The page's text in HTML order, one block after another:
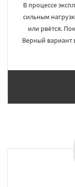
В процессе
сильным
или рвётся.
Верный вариант